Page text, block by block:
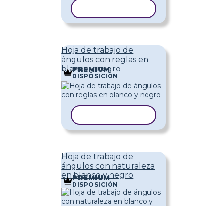
Hoja de trabajo de
ángulos con reglas en
blanco y negro
PREMIUM
DISPOSICIÓN
Hoja de trabajo de
ángulos con naturaleza
en blanco y negro
PREMIUM
DISPOSICIÓN